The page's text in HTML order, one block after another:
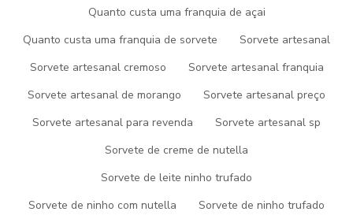
Quanto custa uma franquia de açai
Quanto custa uma franquia de sorvete
Sorvete artesanal
Sorvete artesanal cremoso
Sorvete artesanal franquia
Sorvete artesanal de morango
Sorvete artesanal preço
Sorvete artesanal para revenda
Sorvete artesanal sp
Sorvete de creme de nutella
Sorvete de leite ninho trufado
Sorvete de ninho com nutella
Sorvete de ninho trufado
AÇAI PARA REVENDA
AÇAI PARA VENDER
COMPRAR AÇAÍ PARA REVENDER
DISTRIBUIDOR DE PICOLE
EMPRESA DE GELATOS
EMPRESA DE SORVETE
EMPRESA DE SORVETE E PICOLÉS
FABRICA DE AÇAI